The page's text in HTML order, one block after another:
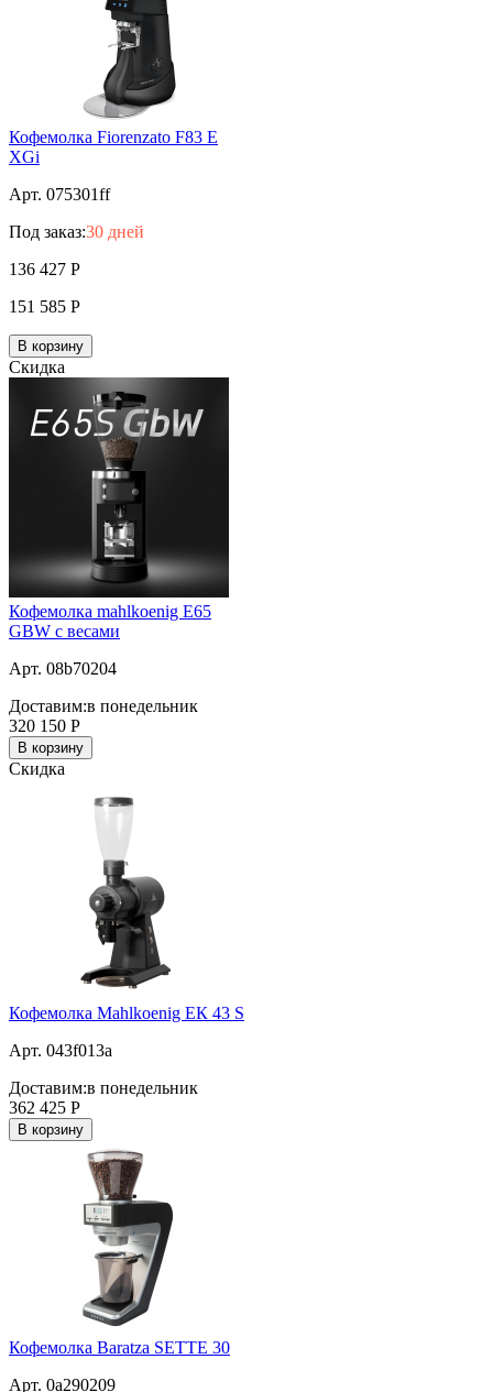
Кофемолка Fiorenzato F83 E
XGi
Арт. 075301ff
Под заказ:30 дней
136 427 Р
151 585 Р
В корзину
Скидка
Кофемолка mahlkoenig E65
GBW с весами
Арт. 08b70204
Доставим:в понедельник
320 150 Р
В корзину
Скидка
Кофемолка Mahlkoenig ЕК 43 S
Арт. 043f013a
Доставим:в понедельник
362 425 Р
В корзину
Кофемолка Baratza SETTE 30
Арт. 0a290209